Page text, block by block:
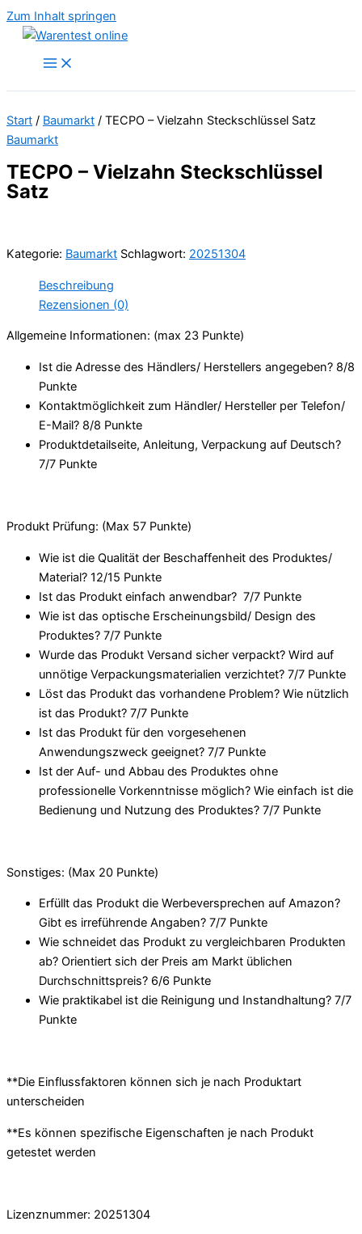
Zum Inhalt springen
Start / Baumarkt / TECPO – Vielzahn Steckschlüssel Satz
Baumarkt
TECPO – Vielzahn Steckschlüssel
Satz
Kategorie: Baumarkt Schlagwort: 20251304
Beschreibung
Rezensionen (0)
Allgemeine Informationen: (max 23 Punkte)
Ist die Adresse des Händlers/ Herstellers angegeben? 8/8
Punkte
Kontaktmöglichkeit zum Händler/ Hersteller per Telefon/
E-Mail? 8/8 Punkte
Produktdetailseite, Anleitung, Verpackung auf Deutsch?
7/7 Punkte
Produkt Prüfung: (Max 57 Punkte)
Wie ist die Qualität der Beschaffenheit des Produktes/
Material? 12/15 Punkte
Ist das Produkt einfach anwendbar? 7/7 Punkte
Wie ist das optische Erscheinungsbild/ Design des
Produktes? 7/7 Punkte
Wurde das Produkt Versand sicher verpackt? Wird auf
unnötige Verpackungsmaterialien verzichtet? 7/7 Punkte
Löst das Produkt das vorhandene Problem? Wie nützlich
ist das Produkt? 7/7 Punkte
Ist das Produkt für den vorgesehenen
Anwendungszweck geeignet? 7/7 Punkte
Ist der Auf- und Abbau des Produktes ohne
professionelle Vorkenntnisse möglich? Wie einfach ist die
Bedienung und Nutzung des Produktes? 7/7 Punkte
Sonstiges: (Max 20 Punkte)
Erfüllt das Produkt die Werbeversprechen auf Amazon?
Gibt es irreführende Angaben? 7/7 Punkte
Wie schneidet das Produkt zu vergleichbaren Produkten
ab? Orientiert sich der Preis am Markt üblichen
Durchschnittspreis? 6/6 Punkte
Wie praktikabel ist die Reinigung und Instandhaltung? 7/7
Punkte
**Die Einflussfaktoren können sich je nach Produktart
unterscheiden
**Es können spezifische Eigenschaften je nach Produkt
getestet werden
Lizenznummer: 20251304